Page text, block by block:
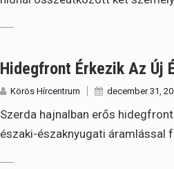
Hidegfront Érkezik Az Új
Körös Hírcentrum december 31,
Szerda hajnalban erős
északi-északnyugati áramlással